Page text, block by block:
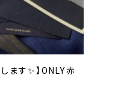
ます✨】ONLY赤